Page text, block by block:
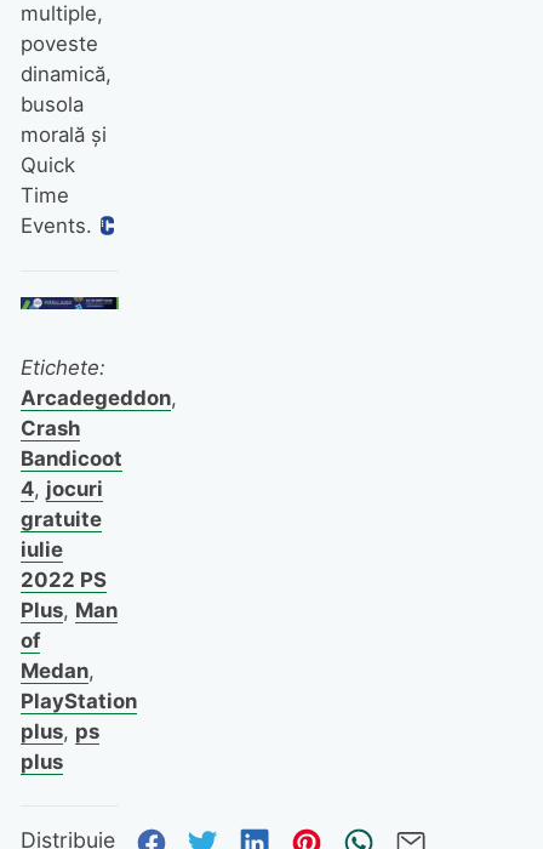
multiple,
poveste
dinamică,
busola
morală şi
Quick
Time
Events.
Etichete:
Arcadegeddon,
Crash
Bandicoot
4, jocuri
gratuite
iulie
2022 PS
Plus, Man
of
Medan,
PlayStation
plus, ps
plus
Distribuie